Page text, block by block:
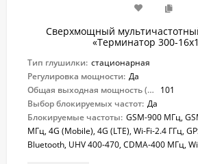
Сверхмощный
«Терминатор 300-
Тип глушилки: стационарная
Регулировка мощности: Да
Общая выходная мощность (Вт):
101
Выбор блокируемых частот: Да
Блокируемые частоты: GSM-900 МГц,
МГц, 4G (Mobile), 4G (LTE), Wi-Fi-2.4 ГГц,
Bluetooth, UHV 400-470, CDMA-400 МГц,